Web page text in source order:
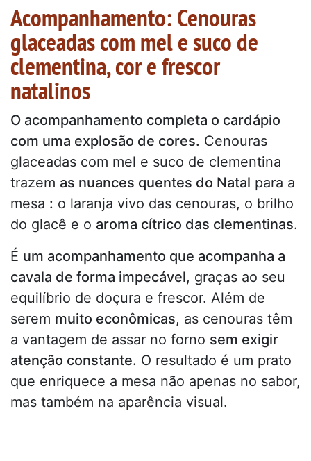
Acompanhamento: Cenouras
glaceadas com mel e suco de
clementina, cor e frescor
natalinos
O acompanhamento completa o cardápio
com uma explosão de cores. Cenouras
glaceadas com mel e suco de clementina
trazem as nuances quentes do Natal para a
mesa : o laranja vivo das cenouras, o brilho
do glacê e o aroma cítrico das clementinas.
É um acompanhamento que acompanha a
cavala de forma impecável, graças ao seu
equilíbrio de doçura e frescor. Além de
serem muito econômicas, as cenouras têm
a vantagem de assar no forno sem exigir
atenção constante. O resultado é um prato
que enriquece a mesa não apenas no sabor,
mas também na aparência visual.